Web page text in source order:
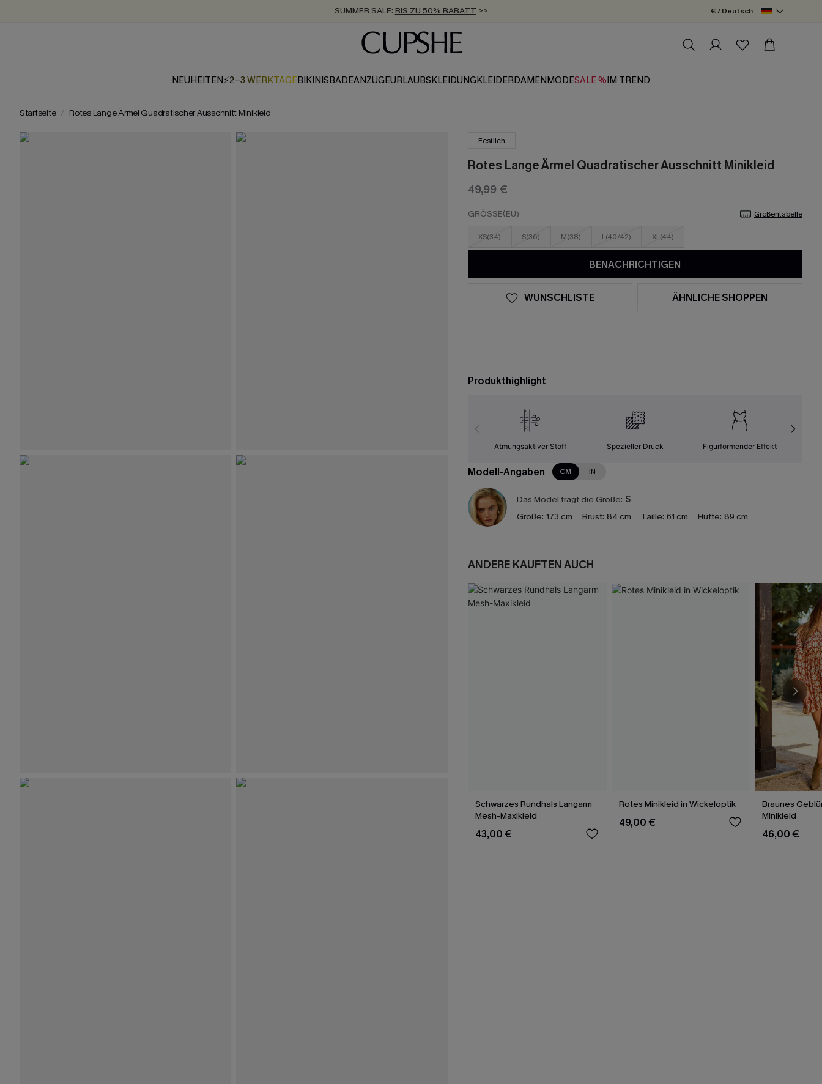
SUMMER SALE: BIS ZU 50% RABATT >>
ZUM NEWSLETTER:BIS ZU -20% EXTRA ERHALTEN
KOSTENLOSER VERSAND AB 89 €
€ / Deutsch
NEUHEITEN⚡2-3 WERKTAGEBIKINISBADEANZÜGEURLAUBSKLEIDUNGKLEIDERDAMENMODESALE %IM TREND
Startseite Rotes Lange Ärmel Quadratischer Ausschnitt Minikleid
Festlich
Rotes Lange Ärmel Quadratischer Ausschnitt Minikleid
49,99 €
GRÖSSE(EU) Größentabelle
XS(34) S(36) M(38) L(40/42) XL(44)
BENACHRICHTIGEN
WUNSCHLISTE ÄHNLICHE SHOPPEN
Produkthighlight
Atmungsaktiver Stoff Spezieller Druck Figurformender Effekt
Modell-Angaben CM IN
Das Model trägt die Größe: S
Größe: 173 cm Brust: 84 cm Taille: 61 cm Hüfte: 89 cm
ANDERE KAUFTEN AUCH
Schwarzes Rundhals Langarm
Mesh-Maxikleid
43,00 €
Rotes Minikleid in Wickeloptik
49,00 €
Braunes
Minikleid
46,00 €